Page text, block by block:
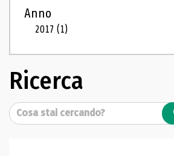
Anno
2017(1)
Ricerca
Cerca